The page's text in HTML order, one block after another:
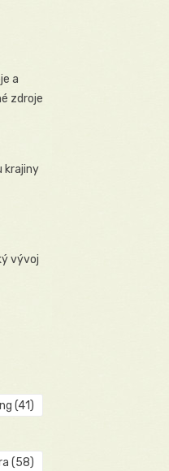
a
zdroje
krajiny
vývoj
(41)
(58)